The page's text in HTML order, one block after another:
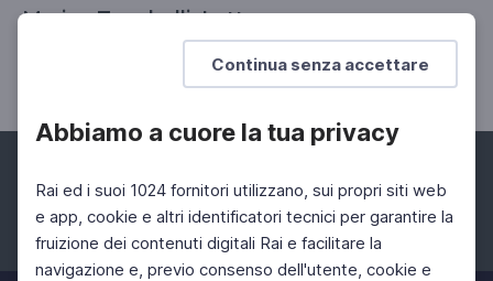
Continua senza accettare
Abbiamo a cuore la tua privacy
Rai ed i suoi 1024 fornitori utilizzano, sui propri siti web
e app, cookie e altri identificatori tecnici per garantire la
fruizione dei contenuti digitali Rai e facilitare la
navigazione e, previo consenso dell'utente, cookie e
Marina Zucchelli, Latte
Facebook Instagram Twitter